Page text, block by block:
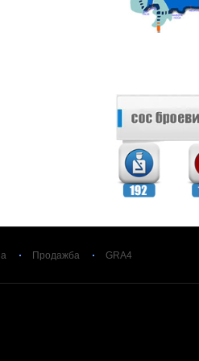
Продажба GRA4